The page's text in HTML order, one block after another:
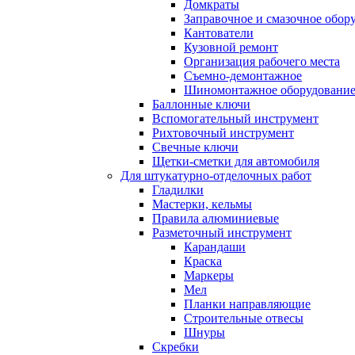
Домкраты
Заправочное и смазочное
Кантователи
Кузовной ремонт
Организация рабочего места
Съемно-демонтажное
Шиномонтажное оборудование
Баллонные ключи
Вспомогательный инструмент
Рихтовочный инструмент
Свечные ключи
Щетки-сметки для автомобиля
Для штукатурно-отделочных работ
Гладилки
Мастерки, кельмы
Правила алюминиевые
Разметочный инструмент
Карандаши
Краска
Маркеры
Мел
Планки направляющие
Строительные отвесы
Шнуры
Скребки